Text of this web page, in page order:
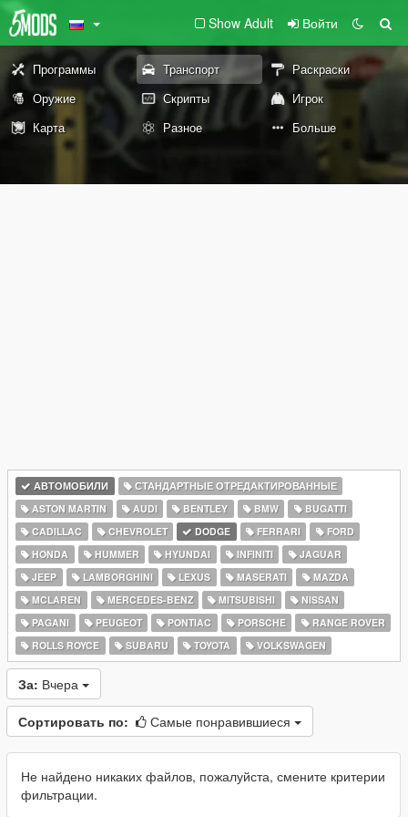
Show Adult Войти
Программы Транспорт
Раскраски
Оружие
Скрипты
Игрок
Карта
Разное Больше
АВТОМОБИЛИ
СТАНДАРТНЫЕ ОТРЕДАКТИРОВАННЫЕ
ASTON MARTIN
AUDI BENTLEY BMW
BUGATTI
CADILLAC
CHEVROLET DODGE FERRARI
FORD
HONDA
HUMMER HYUNDAI INFINITI
JAGUAR
JEEP
LAMBORGHINI LEXUS MASERATI
MAZDA
MCLAREN
MERCEDES-BENZ MITSUBISHI
NISSAN
PAGANI
PEUGEOT PONTIAC PORSCHE
RANGE ROVER
ROLLS ROYCE
SUBARU TOYOTA VOLKSWAGEN
За: Вчера
Сортировать по: Самые понравившиеся
Не найдено никаких файлов, пожалуйста, смените критерии
фильтрации.